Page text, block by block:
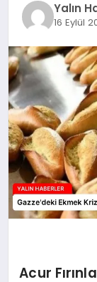
EĞİTİM
TEKNOLOJİ
MAGAZİN
SAĞLIK
Yalın
16 Eylül
Acur